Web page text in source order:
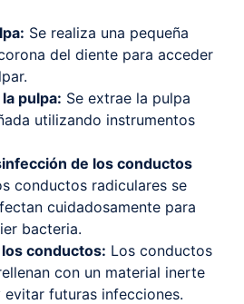
Se realiza una pequeña
del diente para acceder
pulpa: Se extrae la pulpa
utilizando instrumentos
de los conductos
conductos radiculares se
cuidadosamente para
bacteria.
conductos: Los conductos
con un material inerte
evitar futuras infecciones.